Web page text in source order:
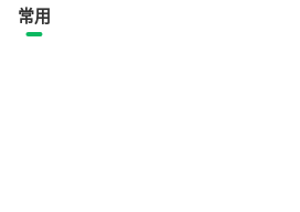
常用